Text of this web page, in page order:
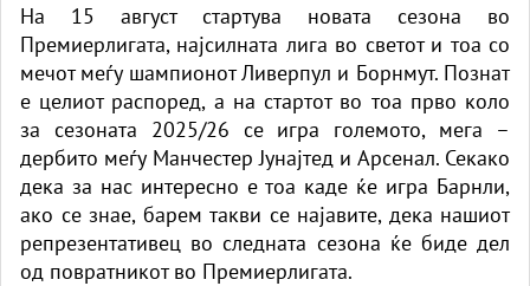
На 15 август стартува новата сезона во
Премиерлигата, најсилната лига во светот и тоа со
мечот меѓу шампионот Ливерпул и Борнмут. Познат
е целиот распоред, а на стартот во тоа прво коло
за сезоната 2025/26 се игра големото, мега –
дербито меѓу Манчестер Јунајтед и Арсенал. Секако
дека за нас интересно е тоа каде ќе игра Барнли,
ако се знае, барем такви се најавите, дека нашиот
репрезентативец во следната сезона ќе биде дел
од повратникот во Премиерлигата.